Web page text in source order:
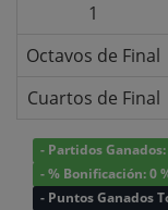
1
Octavos de Final
Cuartos de Final
- Partidos Ganados:
- % Bonificación: 0
- Puntos Ganados